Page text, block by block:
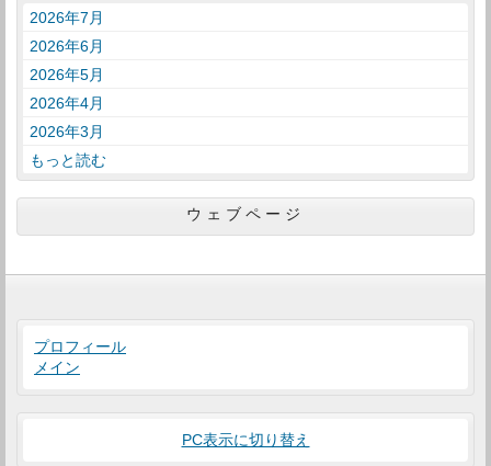
2026年7月
2026年6月
2026年5月
2026年4月
2026年3月
もっと読む
ウェブページ
プロフィール
メイン
PC表示に切り替え